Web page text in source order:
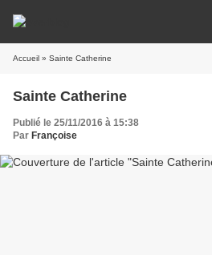
Accueil » Sainte Catherine
Sainte Catherine
Publié le 25/11/2016 à 15:38
Par Françoise